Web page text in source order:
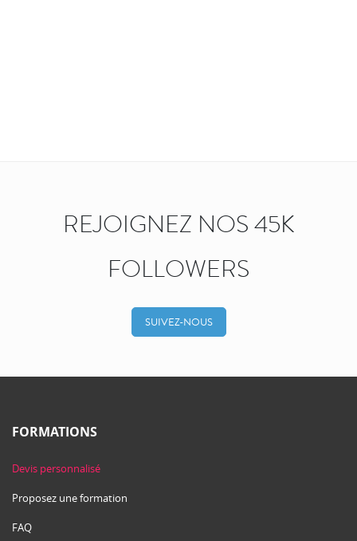
REJOIGNEZ NOS 45K
FOLLOWERS
SUIVEZ-NOUS
FORMATIONS
Devis personnalisé
Proposez une formation
FAQ